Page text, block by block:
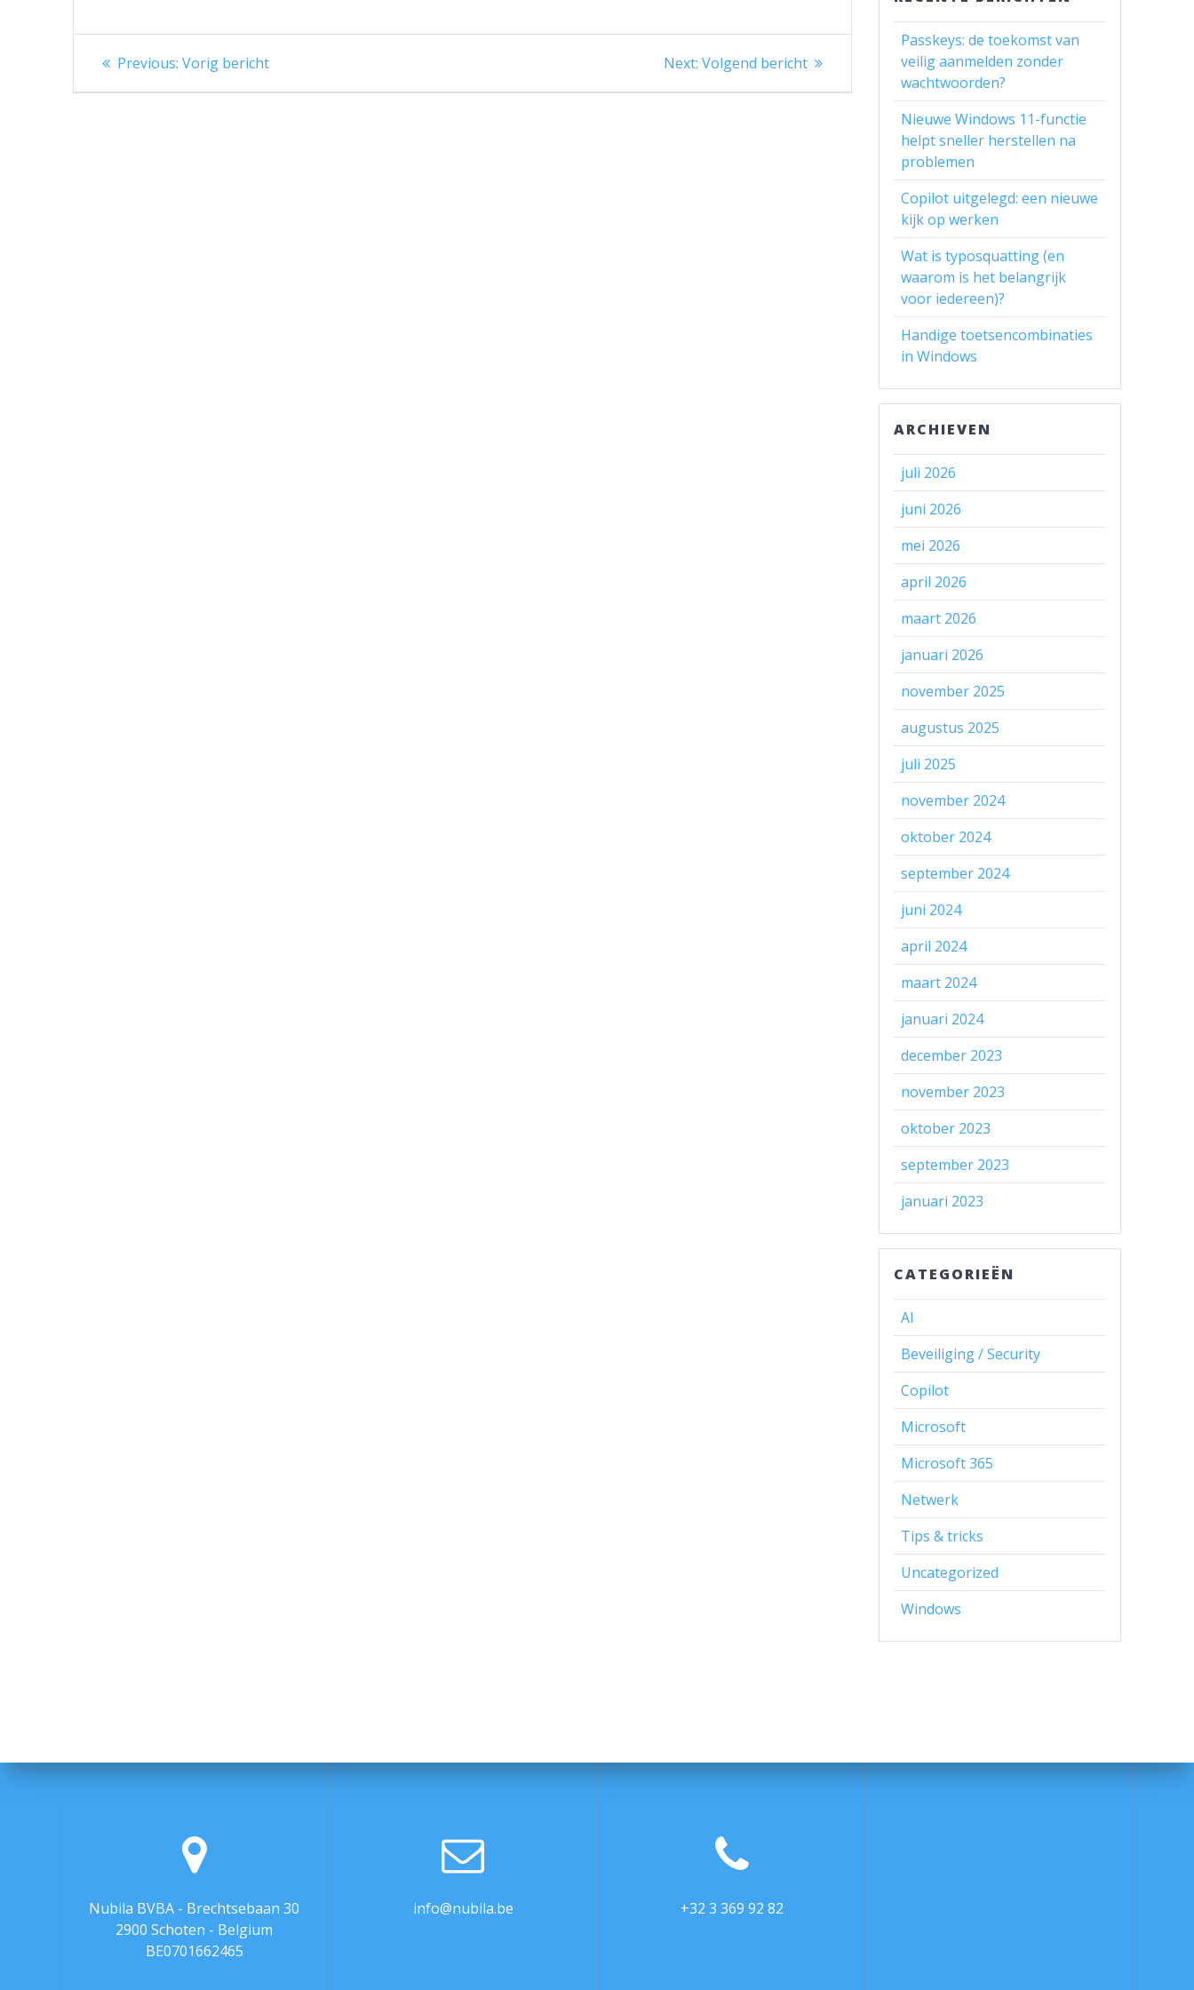
Berichtnavigatie
Previous: Previous
Vorig bericht Next: Next
Volgend bericht
Passkeys: de toekomst van
veilig aanmelden zonder
wachtwoorden?
Nieuwe Windows 11-functie
helpt sneller herstellen na
problemen
Copilot uitgelegd: een nieuwe
kijk op werken
Wat is typosquatting (en
waarom is het belangrijk
voor iedereen)?
Handige toetsencombinaties
in Windows
ARCHIEVEN
juli 2026
juni 2026
mei 2026
april 2026
maart 2026
januari 2026
november 2025
augustus 2025
juli 2025
november 2024
oktober 2024
september 2024
juni 2024
april 2024
maart 2024
januari 2024
december 2023
november 2023
oktober 2023
september 2023
januari 2023
CATEGORIEËN
AI
Beveiliging / Security
Copilot
Microsoft
Microsoft 365
Netwerk
Tips & tricks
Uncategorized
Windows
Nubila BVBA - Brechtsebaan 30
2900 Schoten - Belgium
BE0701662465
info@nubila.be +32 3 369 92 82